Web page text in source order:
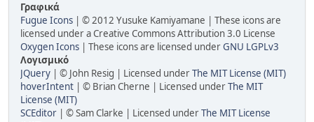
Γραφικά
Fugue Icons | © 2012 Yusuke Kamiyamane | These icons are
licensed under a Creative Commons Attribution 3.0 License
Oxygen Icons | These icons are licensed underGNU LGPLv3
Λογισμικό
JQuery | © John Resig | Licensed underThe MIT License (MIT)
hoverIntent | © Brian Cherne | Licensed underThe MIT
License (MIT)
SCEditor | © Sam Clarke | Licensed underThe MIT License